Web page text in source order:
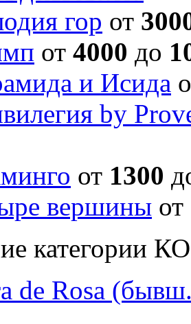
гор от
от 4000 до
и Исида
by
от 1300
вершины от
категории
de Rosa